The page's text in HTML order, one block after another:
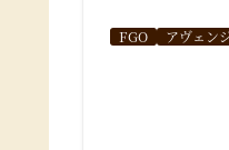
FGO アヴェン